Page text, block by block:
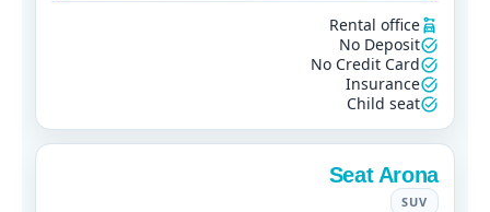
Rental office
No Deposit
No Credit Card
Insurance
Child seat
Seat Arona
SUV